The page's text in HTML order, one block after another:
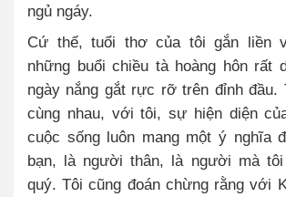
ngủ ngáy.
Cứ thế, tuổi thơ của tôi gắn liền
những buổi chiều tà hoàng hôn rất
ngày nắng gắt rực rỡ trên đỉnh đầu.
cùng nhau, với tôi, sự hiện diện
cuộc sống luôn mang một ý nghĩa
bạn, là người thân, là người mà
quý. Tôi cũng đoán chừng rằng với